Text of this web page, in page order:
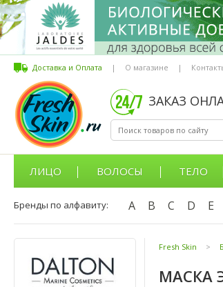
Доставка и Оплата | О магазине |
ЗАКАЗ
ЛИЦО ВОЛОСЫ ТЕЛО
Бренды по алфавиту: A B C D E
Fresh Skin >
МАСКА